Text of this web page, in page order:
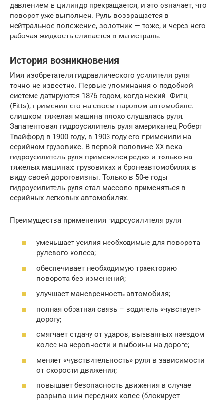
давлением в цилиндр прекращается, и это означает, что
поворот уже выполнен. Руль возвращается в
нейтральное положение, золотник — тоже, и через него
рабочая жидкость сливается в магистраль.
История возникновения
Имя изобретателя гидравлического усилителя руля
точно не известно. Первые упоминания о подобной
системе датируются 1876 годом, когда некий Фитц
(Fitts), применил его на своем паровом автомобиле:
слишком тяжелая машина плохо слушалась руля.
Запатентовал гидроусилитель руля американец Роберт
Твайфорд в 1900 году, в 1903 году его применили на
серийном грузовике. В первой половине ХХ века
гидроусилитель руля применялся редко и только на
тяжелых машинах: грузовиках и бронеавтомобилях в
виду своей дороговизны. Только в 50-е годы
гидроусилитель руля стал массово применяться в
серийных легковых автомобилях.
Преимущества применения гидроусилителя руля:
уменьшает усилия необходимые для поворота
рулевого колеса;
обеспечивает необходимую траекторию
поворота без изменений;
улучшает маневренность автомобиля;
полная обратная связь – водитель «чувствует»
дорогу;
смягчает отдачу от ударов, вызванных наездом
колес на неровности и выбоины на дороге;
меняет «чувствительность» руля в зависимости
от скорости движения;
повышает безопасность движения в случае
разрыва шин передних колес (блокирует